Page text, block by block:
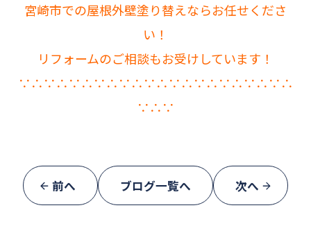
宮崎市での屋根外壁塗り替えならお任せくださ
い！
リフォームのご相談もお受けしています！
∵∴∵∴∵∴∵∴∵∴∵∴∵∴∵∴∵∴∵∴∵∴
∵∴∵
前へ ブログ一覧へ 次へ